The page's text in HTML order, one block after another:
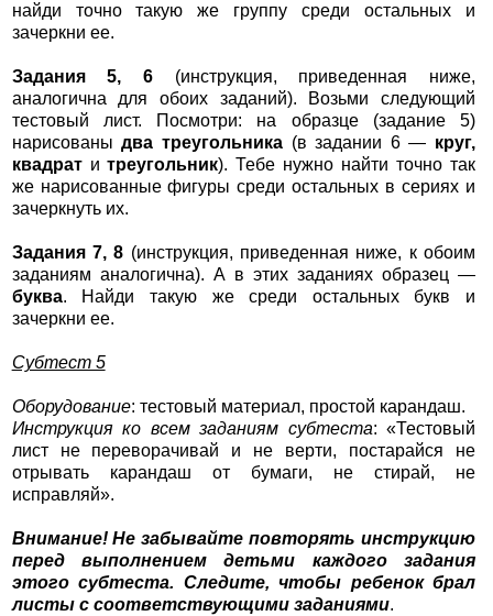
найди точно такую же группу среди остальных и
зачеркни ее.
Задания 5, 6 (инструкция, приведенная ниже,
аналогична для обоих заданий). Возьми следующий
тестовый лист. Посмотри: на образце (задание 5)
нарисованыдва треугольника(в задании 6 — круг,
квадрат итреугольник). Тебе нужно найти точно так
же нарисованные фигуры среди остальных в сериях и
зачеркнуть их.
Задания 7, 8 (инструкция, приведенная ниже, к обоим
заданиям аналогична). А в этих заданиях образец —
буква. Найди такую же среди остальных букв и
зачеркни ее.
Субтест 5
Оборудование: тестовый материал, простой карандаш.
Инструкция ко всем заданиям субтеста: «Тестовый
лист не переворачивай и не верти, постарайся не
отрывать карандаш от бумаги, не стирай, не
исправляй».
Внимание! Не забывайте повторять инструкцию
перед выполнением детьми каждого задания
этого субтеста. Следите, чтобы ребенок брал
листы с соответствующими заданиями.